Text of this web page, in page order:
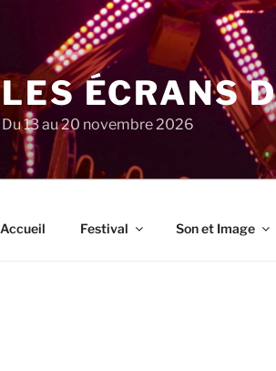
LES ÉCRANS
Du 13 au 20 novembre 2026
Accueil Festival Son et Image